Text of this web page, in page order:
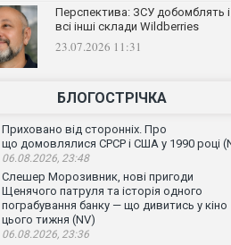
Перспектива: ЗСУ добомблять і
всі інші склади Wildberries
23.07.2026 11:31
БЛОГОСТРІЧКА
Приховано від сторонніх. Про
що домовлялися СРСР і США у 1990 році
06.08.2026, 23:48
Слешер Морозивник, нові пригоди
Щенячого патруля та історія одного
пограбування банку — що дивитись у кіно
цього тижня (NV)
06.08.2026, 23:36